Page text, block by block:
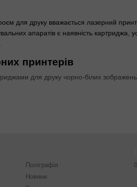
для друку вважається лазерний
апаратів є наявність картриджа,
принтерів
для друку чорно-білих
витратного матеріалу.
друку дають можливість
Поліграфія
Новини